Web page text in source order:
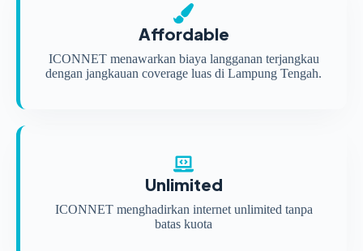
Affordable
ICONNET menawarkan biaya langganan terjangkau
dengan jangkauan coverage luas di Lampung Tengah.
Unlimited
ICONNET menghadirkan internet unlimited tanpa
batas kuota